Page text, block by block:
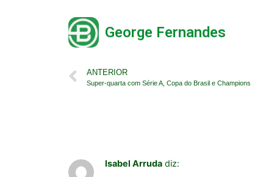
George Fernandes
ANTERIOR
Super-quarta com Série A, Copa do Brasil e Champions
Isabel Arruda diz: